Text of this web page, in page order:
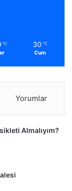
℃ 30 ℃
Cum
Yorumlar
Almalıyım?